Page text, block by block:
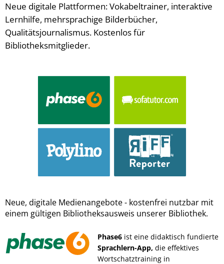
Neue digitale Plattformen: Vokabeltrainer, interaktive
Lernhilfe, mehrsprachige Bilderbücher,
Qualitätsjournalismus. Kostenlos für
Bibliotheksmitglieder.
Neue, digitale Medienangebote - kostenfrei nutzbar mit
einem gültigen Bibliotheksausweis unserer Bibliothek.
Phase6 ist eine didaktisch fundierte
Sprachlern-App, die effektives
Wortschatztraining in